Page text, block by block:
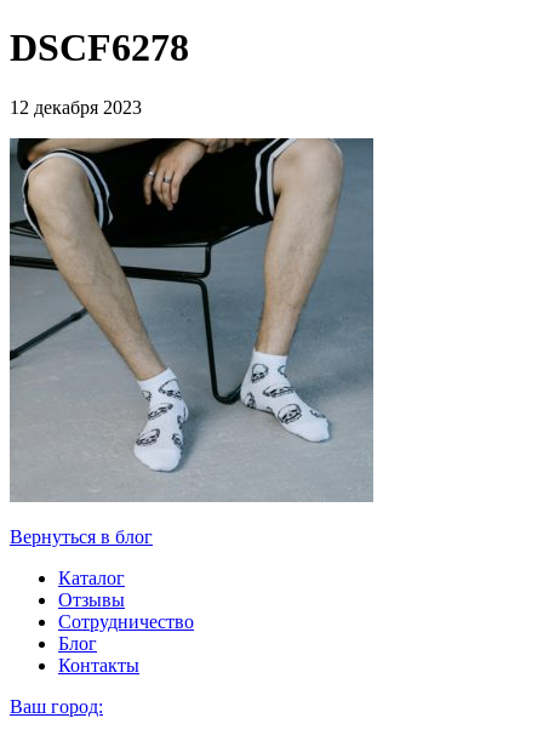
DSCF6278
12 декабря 2023
Вернуться в блог
Каталог
Отзывы
Сотрудничество
Блог
Контакты
Ваш город: